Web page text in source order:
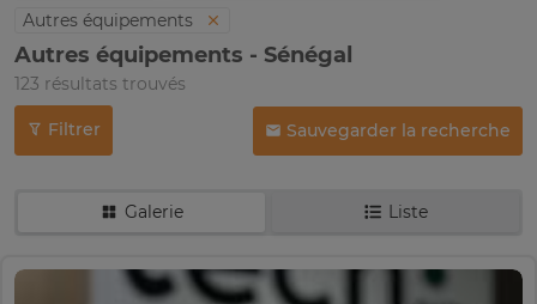
Autres équipements
Autres équipements - Sénégal
123 résultats trouvés
Filtrer Sauvegarder la recherche
Galerie Liste